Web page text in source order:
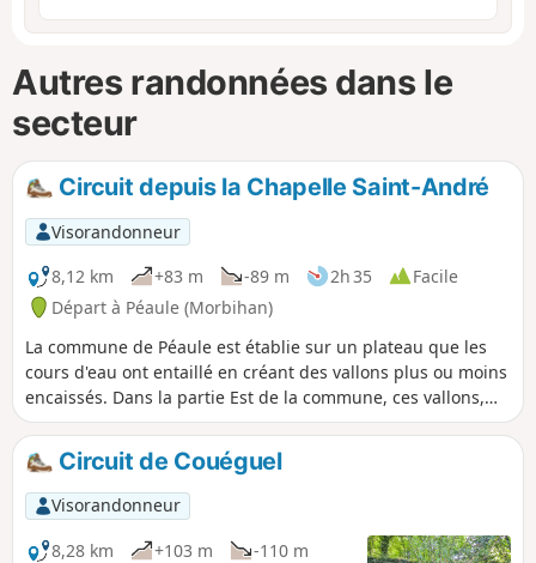
Autres randonnées dans le
secteur
Circuit depuis la Chapelle Saint-André
Visorandonneur
8,12 km
+83 m -89 m 2h 35
Facile
Départ à Péaule (Morbihan)
La commune de Péaule est établie sur un plateau que les
cours d'eau ont entaillé en créant des vallons plus ou moins
encaissés. Dans la partie Est de la commune, ces vallons,
qui se dirigent vers la Vilaine, génèrent des ambiances
forestières où il est agréable de poser ses pas. Arbres
caduques sur les pentes et en fond de vallée, et résineux
sur les landes sommitales, tel est le cadre de cette balade
bien ombragée où les chemins creux succèdent aux allées
arborées.
Circuit de Couéguel
Visorandonneur
8,28 km
+103 m
-110 m